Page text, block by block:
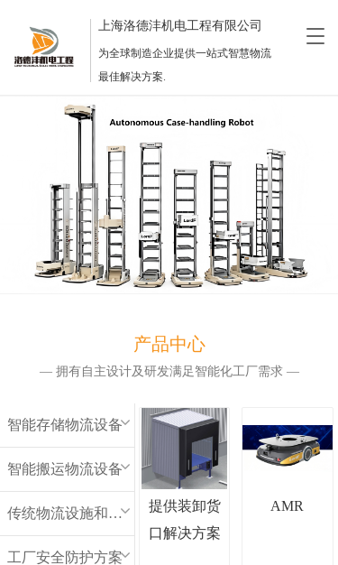
T
上海洛德沣机电工程有限公司
为全球制造企业提供一站式智慧物流
最佳解决方案.
产品中心
— 拥有自主设计及研发满足智能化工厂需求 —
智能存储物流设备
智能搬运物流设备
传统物流设施和设备
工厂安全防护方案
提供装卸货
口解决方案
AMR